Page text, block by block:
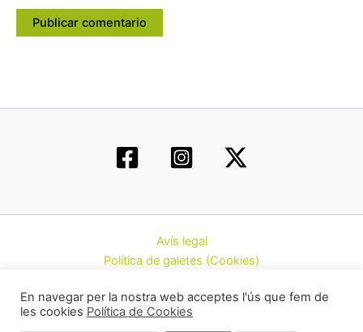
Avís legal
Política de galetes (Cookies)
Contacte
En navegar per la nostra web acceptes l'ús que fem de
les cookies Política de Cookies